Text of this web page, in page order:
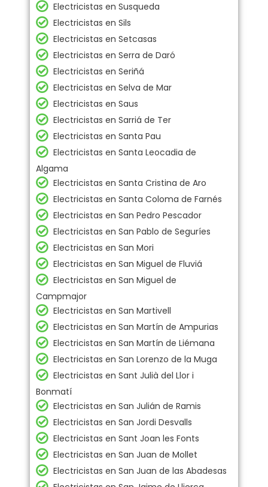
Electricistas en Susqueda
Electricistas en Sils
Electricistas en Setcasas
Electricistas en Serra de Daró
Electricistas en Seriñá
Electricistas en Selva de Mar
Electricistas en Saus
Electricistas en Sarriá de Ter
Electricistas en Santa Pau
Electricistas en Santa Leocadia de
Algama
Electricistas en Santa Cristina de Aro
Electricistas en Santa Coloma de Farnés
Electricistas en San Pedro Pescador
Electricistas en San Pablo de Seguríes
Electricistas en San Mori
Electricistas en San Miguel de Fluviá
Electricistas en San Miguel de
Campmajor
Electricistas en San Martivell
Electricistas en San Martín de Ampurias
Electricistas en San Martín de Liémana
Electricistas en San Lorenzo de la Muga
Electricistas en Sant Julià del Llor i
Bonmatí
Electricistas en San Julián de Ramis
Electricistas en San Jordi Desvalls
Electricistas en Sant Joan les Fonts
Electricistas en San Juan de Mollet
Electricistas en San Juan de las Abadesas